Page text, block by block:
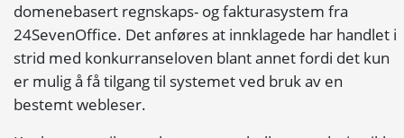
domenebasert regnskaps- og fakturasystem fra
24SevenOffice. Det anføres at innklagede har handlet i
strid med konkurranseloven blant annet fordi det kun
er mulig å få tilgang til systemet ved bruk av en
bestemt webleser.